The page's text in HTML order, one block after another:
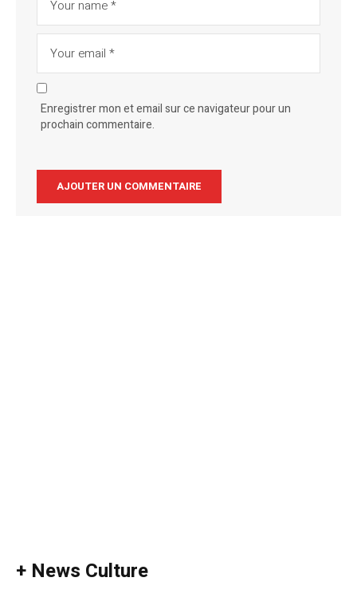
Enregistrer mon et email sur ce navigateur pour un
prochain commentaire.
+ News Culture